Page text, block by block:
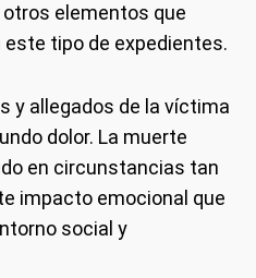
elementos que
tipo de expedientes.
y allegados de la víctima
dolor. La muerte
en circunstancias tan
impacto emocional que
social y